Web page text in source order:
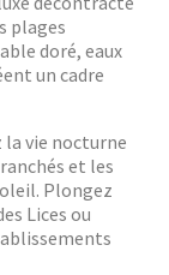
plages
doré, eaux
un cadre
la vie nocturne
et les
Plongez
Lices ou